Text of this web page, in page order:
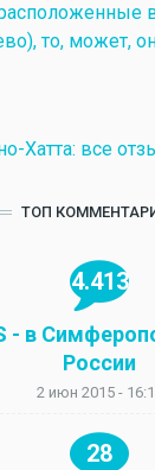
то, может,
Хатта: все
ТОП
4.413
- в
России
2 июн 2015 -
28